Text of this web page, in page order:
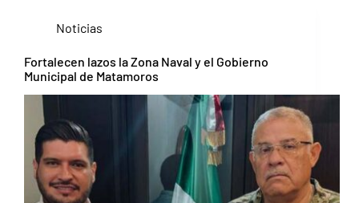
Noticias
Fortalecen lazos la Zona Naval y el Gobierno
Municipal de Matamoros